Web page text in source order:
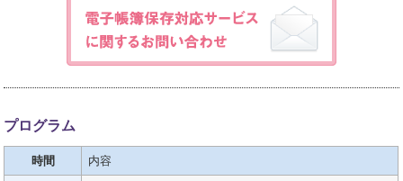
プログラム
時間 内容